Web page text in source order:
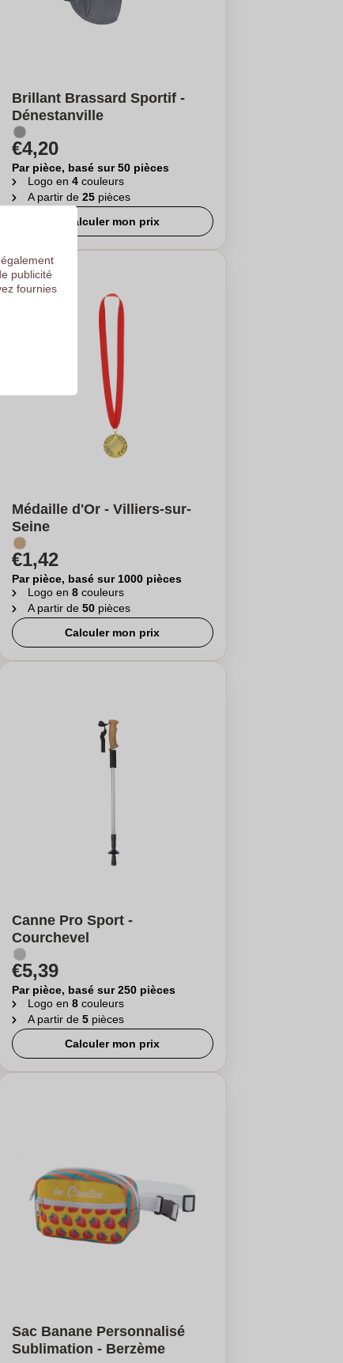
Brillant Brassard Sportif -
Dénestanville
€4,20
Par pièce, basé sur 50 pièces
Logo en 4couleurs
A partir de 25pièces
Calculer mon prix
Médaille d'Or - Villiers-sur-
Seine
€1,42
Par pièce, basé sur 1000 pièces
Logo en 8couleurs
A partir de 50pièces
Calculer mon prix
Canne Pro Sport -
Courchevel
€5,39
Par pièce, basé sur 250 pièces
Logo en 8couleurs
A partir de 5pièces
Calculer mon prix
Sac Banane Personnalisé
Sublimation - Berzème
publicité
fournies